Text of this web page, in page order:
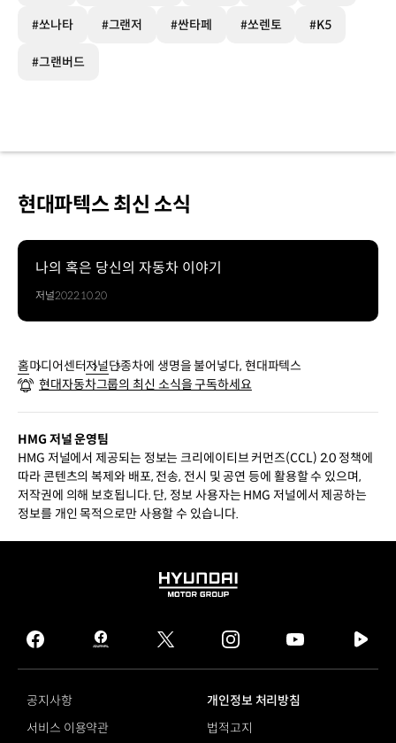
#쏘나타 #그랜저 #싼타페 #쏘렌토 #K5
#그랜버드
현대파텍스 최신 소식
나의 혹은 당신의 자동차 이야기
저널2022.10.20
홈미디어센터저널단종차에 생명을 불어넣다, 현대파텍스
현대자동차그룹의 최신 소식을 구독하세요
HMG 저널 운영팀
HMG 저널에서 제공되는 정보는 크리에이티브 커먼즈(CCL) 2.0 정책에
따라 콘텐츠의 복제와 배포, 전송, 전시 및 공연 등에 활용할 수 있으며,
저작권에 의해 보호됩니다. 단, 정보 사용자는 HMG 저널에서 제공하는
정보를 개인 목적으로만 사용할 수 있습니다.
HYUNDAI
GROUP
facebook
hmg
journal
twitter instagram
tv
공지사항
개인정보 처리방침
서비스 이용약관
법적고지